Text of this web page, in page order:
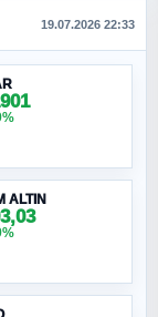
19.07.2026 22:33
ALTIN